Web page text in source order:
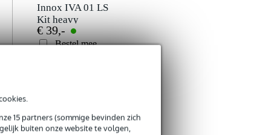
15 partners (sommige bevinden zich
buiten onze website te volgen,
Innox IVA 01 LS
Kit heavy
lichtstatief + T-bar
€ 39,-
Bestel mee
Ayra DMX
Terminator